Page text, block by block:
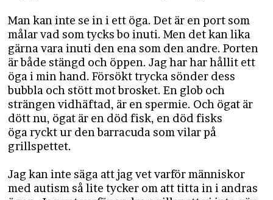
Man kan inte se in i ett öga. Det är en port som
målar vad som tycks bo inuti. Men det kan lika
gärna vara inuti den ena som den andre. Porten
är både stängd och öppen. Jag har har hållit ett
öga i min hand. Försökt trycka sönder dess
bubbla och stött mot brosket. En glob och
strängen vidhäftad, är en spermie. Och ögat är
dött nu, ögat är en död fisk, en död fisks
öga ryckt ur den barracuda som vilar på
grillspettet.
Jag kan inte säga att jag vet varför människor
med autism så lite tycker om att titta in i andras